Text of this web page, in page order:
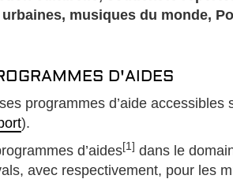
musiques du monde,
D'AIDES
programmes d’aide accessibles
).
d’aides[1] dans le
avec respectivement, pour les